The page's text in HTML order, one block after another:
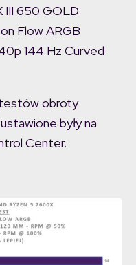
III 650 GOLD
Flow ARGB
144 Hz Curved
obroty
były na
Center.